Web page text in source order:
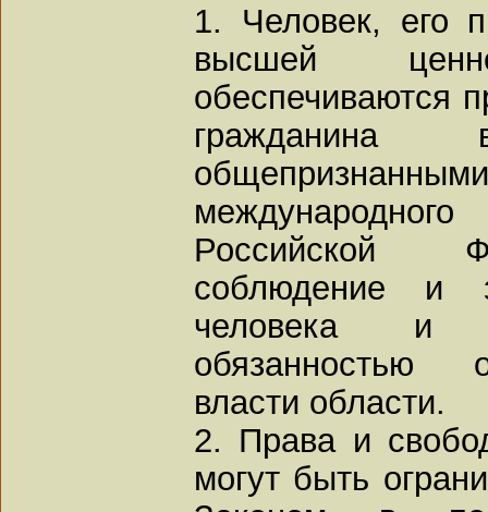
1. Человек, его
высшей
обеспечиваются
Российской
соблюдение и
человека и
обязанностью
власти области.
2. Права и
могут быть